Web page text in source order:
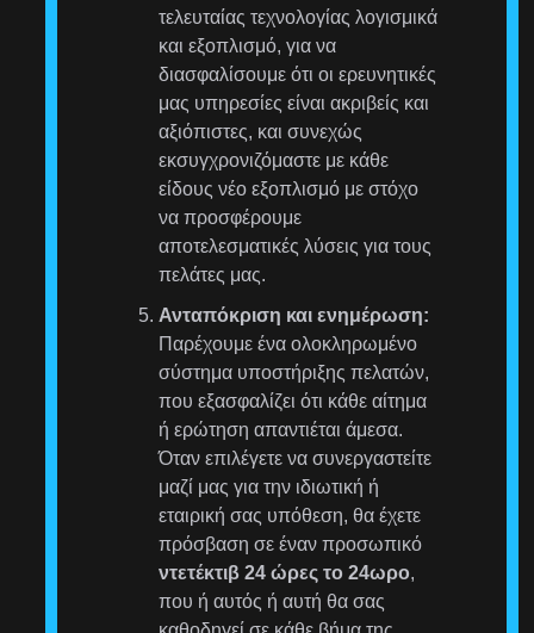
τελευταίας τεχνολογίας λογισμικά
και εξοπλισμό, για να
διασφαλίσουμε ότι οι ερευνητικές
μας υπηρεσίες είναι ακριβείς και
αξιόπιστες, και συνεχώς
εκσυγχρονιζόμαστε με κάθε
είδους νέο εξοπλισμό με στόχο
να προσφέρουμε
αποτελεσματικές λύσεις για τους
πελάτες μας.
Ανταπόκριση και ενημέρωση:
Παρέχουμε ένα ολοκληρωμένο
σύστημα υποστήριξης πελατών,
που εξασφαλίζει ότι κάθε αίτημα
ή ερώτηση απαντιέται άμεσα.
Όταν επιλέγετε να συνεργαστείτε
μαζί μας για την ιδιωτική ή
εταιρική σας υπόθεση, θα έχετε
πρόσβαση σε έναν προσωπικό
ντετέκτιβ 24 ώρες το 24ωρο,
που ή αυτός ή αυτή θα σας